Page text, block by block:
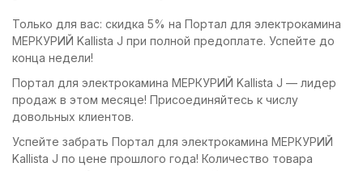
Только для вас: скидка 5% на Портал для электрокамина
МЕРКУРИЙ Kallista J при полной предоплате. Успейте до
конца недели!
Портал для электрокамина МЕРКУРИЙ Kallista J — лидер
продаж в этом месяце! Присоединяйтесь к числу
довольных клиентов.
Успейте забрать Портал для электрокамина МЕРКУРИЙ
Kallista J по цене прошлого года! Количество товара